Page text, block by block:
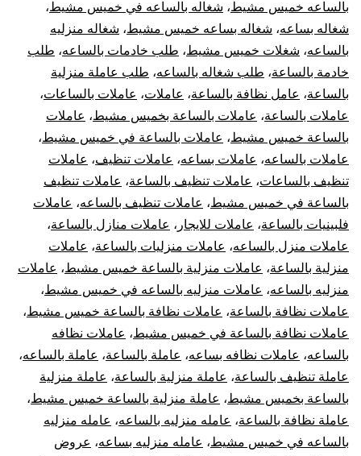
بالساعه خميس مشيط، شغاله بالساعه في خميس مشيط،
شغاله بساعه، شغاله بساعه خميس مشيط، شغاله منزليه
بالساعه، شغلات خميس مشيط، طلب خادمات بالساعه، طلب
خادمة بالساعة، طلب شغاله بالساعه، طلب عاملة منزلية
بالساعة، عامل نظافة بالساعة، عاملات، عاملات بالساعات،
عاملات بالساعة، عاملات بالساعة بخميس مشيط، عاملات
بالساعة خميس مشيط، عاملات بالساعة في خميس مشيط،
عاملات بالساعه، عاملات بساعه، عاملات تنظيف، عاملات
تنظيف بالساعات، عاملات تنظيف بالساعة، عاملات تنظيف
بالساعة في خميس مشيط، عاملات تنظيف بالساعه، عاملات
فلبينيات بالساعة، عاملات للايجار ، عاملات منازل بالساعة،
عاملات منزل بالساعه، عاملات منزليات بالساعة، عاملات
منزلية بالساعة، عاملات منزلية بالساعة خميس مشيط، عاملات
منزليه بالساعه، عاملات منزليه بالساعه في خميس مشيط،
عاملات نظافة بالساعة، عاملات نظافة بالساعة خميس مشيط،
عاملات نظافة بالساعة في خميس مشيط، عاملات نظافه
بالساعه، عاملات نظافه بساعه، عاملة بالساعة، عاملة بالساعه،
عاملة تنظيف بالساعة، عاملة منزلية بالساعة، عاملة منزلية
بالساعة بخميس مشيط، عاملة منزلية بالساعة خميس مشيط،
عاملة نظافة بالساعة، عامله منزليه بالساعه، عامله منزليه
بالساعه في خميس مشيط، عامله منزليه بساعه، عروض